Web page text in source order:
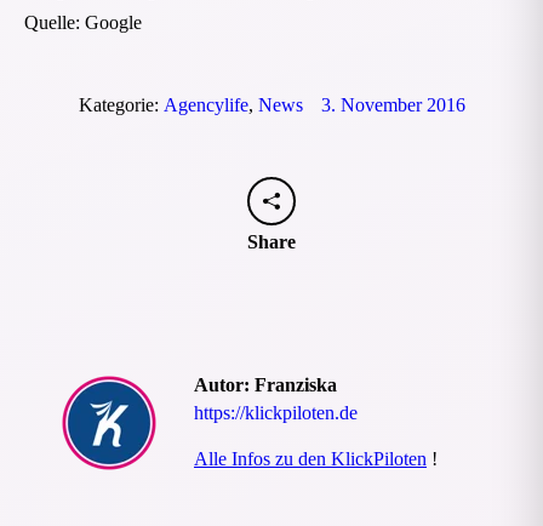
Quelle: Google
Kategorie: Agencylife, News 3. November 2016
Share
Autor: Franziska
https://klickpiloten.de
Alle Infos zu den KlickPiloten !